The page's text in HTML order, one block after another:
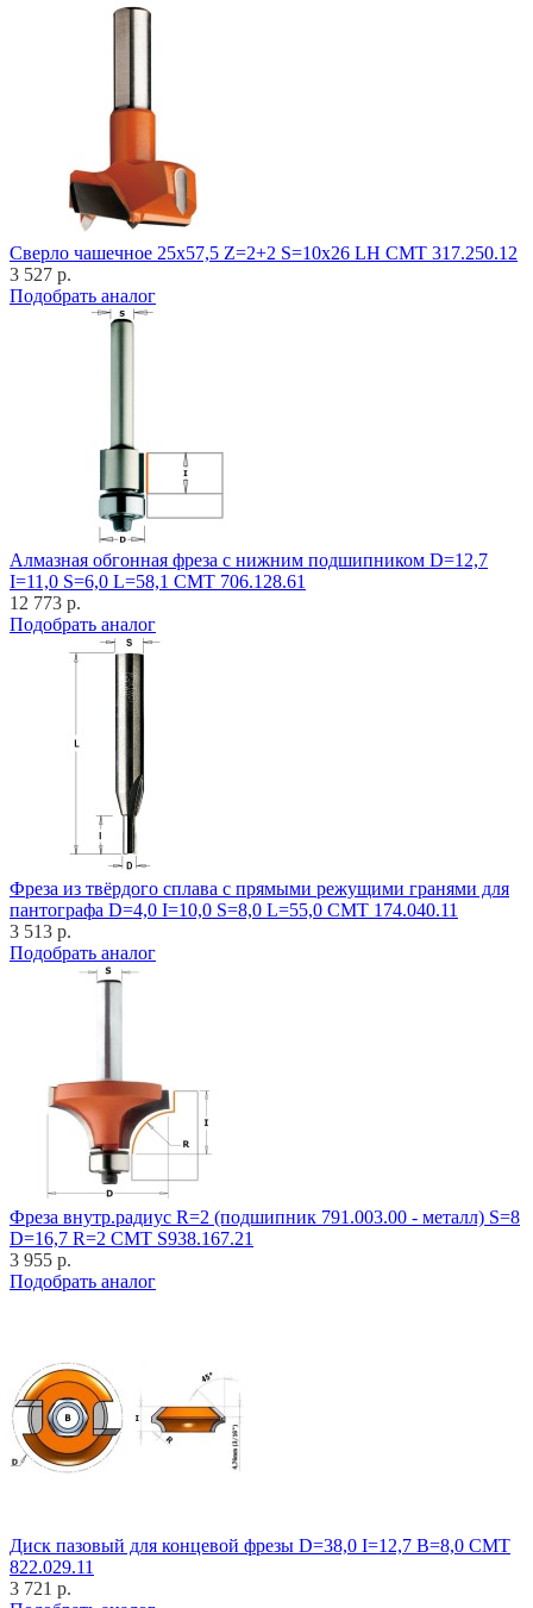
Cверло чашечное 25x57,5 Z=2+2 S=10x26 LH CMT 317.250.12
3 527 р.
Подобрать аналог
Алмазная обгонная фреза с нижним подшипником D=12,7
I=11,0 S=6,0 L=58,1 CMT 706.128.61
12 773 р.
Подобрать аналог
Фреза из твёрдого сплава с прямыми режущими гранями для
пантографа D=4,0 I=10,0 S=8,0 L=55,0 CMT 174.040.11
3 513 р.
Подобрать аналог
Фреза внутр.радиус R=2 (подшипник 791.003.00 - металл) S=8
D=16,7 R=2 CMT S938.167.21
3 955 р.
Подобрать аналог
Диск пазовый для концевой фрезы D=38,0 I=12,7 B=8,0 CMT
822.029.11
3 721 р.